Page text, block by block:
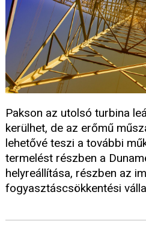
Pakson az utolsó turbina
kerülhet, de az erőmű
lehetővé teszi a további
termelést részben a
helyreállítása, részben az
fogyasztáscsökkentési